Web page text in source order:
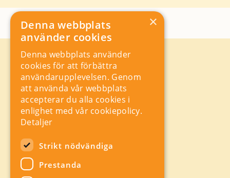
Kontakt
Storgatan 19, Box 5501,
114 85 Stockholm
Orgnr: 556625 – 8389
rad@industriarbetsgivarna.se
Rådgivning:08-762 67 70
Växel:08-762 67 55
Hitta snabbt
A-Ö
×
Denna webbplats
använder cookies
Denna webbplats använder
cookies för att förbättra
användarupplevelsen. Genom
att använda vår webbplats
accepterar du alla cookies i
enlighet med vår cookiepolicy.
Detaljer
Strikt nödvändiga
Prestanda